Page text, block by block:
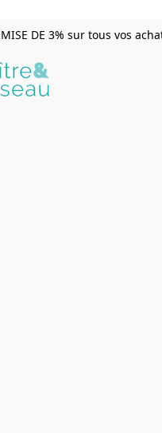
DE 3% sur tous vos